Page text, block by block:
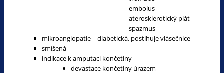
embolus
aterosklerotický plát
spazmus
mikroangiopatie – diabetická, postihuje vlásečnice
smíšená
indikace k amputaci končetiny
devastace končetiny úrazem